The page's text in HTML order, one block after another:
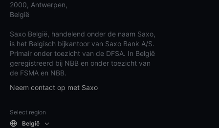
2000, Antwerpen,
België
Saxo België, handelend onder de naam Saxo,
is het Belgisch bijkantoor van Saxo Bank A/S.
Primair onder toezicht van de DFSA. In België
geregistreerd bij NBB en onder toezicht van
de FSMA en NBB.
Neem contact op met Saxo
Select region
België